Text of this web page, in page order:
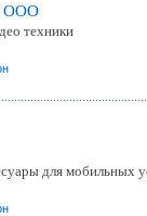
техники
для мобильных